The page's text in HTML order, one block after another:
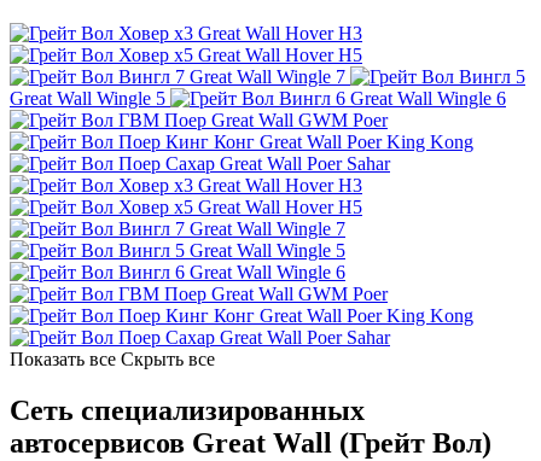
Great Wall Hover H3
Great Wall Hover H5
Great Wall Wingle 7
Great Wall Wingle 5
Great Wall Wingle 6
Great Wall GWM Poer
Great Wall Poer King Kong
Great Wall Poer Sahar
Great Wall Hover H3
Great Wall Hover H5
Great Wall Wingle 7
Great Wall Wingle 5
Great Wall Wingle 6
Great Wall GWM Poer
Great Wall Poer King Kong
Great Wall Poer Sahar
Показать все Скрыть все
Сеть специализированных
автосервисов Great Wall (Грейт Вол)